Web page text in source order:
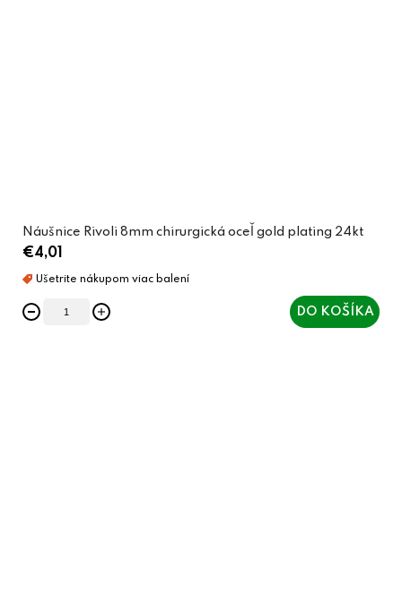
Náušnice Rivoli 8mm chirurgická oceľ gold plating 24kt
€4,01
DO KOŠÍKA